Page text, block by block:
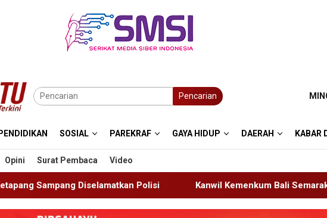
Pencarian
PENDIDIKAN SOSIAL PAREKRAF GAYA HIDUP DAERAH KABAR
Opini Surat Pembaca Video
Polisi Kanwil Kemenkum Bali Semarakkan Hari Pengayoman ke-